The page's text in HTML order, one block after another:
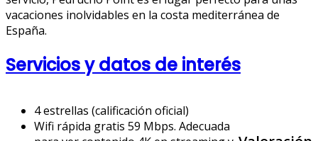
vacaciones inolvidables en la costa mediterránea de
España.
Servicios y datos de interés
4 estrellas (calificación oficial)
Wifi rápida gratis 59 Mbps. Adecuada